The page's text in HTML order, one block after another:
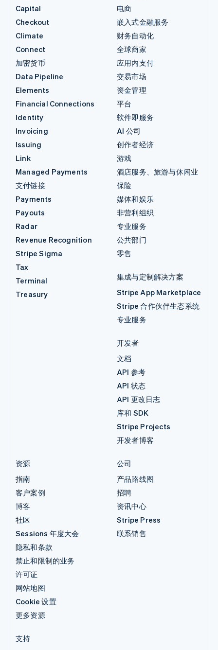
Capital
Checkout
Climate
Connect
加密货币
Data Pipeline
Elements
Financial Connections
Identity
Invoicing
Issuing
Link
Managed Payments
支付链接
Payments
Payouts
Radar
Revenue Recognition
Stripe Sigma
Tax
Terminal
Treasury
电商
嵌入式金融服务
财务自动化
全球商家
应用内支付
交易市场
资金管理
平台
软件即服务
AI 公司
创作者经济
游戏
酒店服务、旅游与休闲业
保险
媒体和娱乐
非营利组织
专业服务
公共部门
零售
集成与定制解决方案
Stripe App Marketplace
Stripe 合作伙伴生态系统
专业服务
开发者
文档
API 参考
API 状态
API 更改日志
库和 SDK
Stripe Projects
开发者博客
资源
指南
客户案例
博客
社区
Sessions 年度大会
隐私和条款
禁止和限制的业务
许可证
网站地图
Cookie 设置
更多资源
公司
产品路线图
招聘
资讯中心
Stripe Press
联系销售
支持